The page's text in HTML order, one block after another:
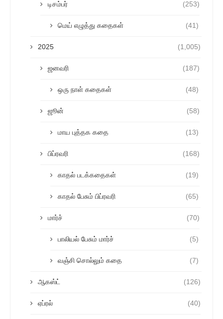
டிசம்பர் (253)
மெய் எழுத்து கதைகள் (41)
2025 (1,005)
ஜனவரி (187)
ஒரு நாள் கதைகள் (48)
ஜூன் (58)
மாய புத்தக கதை (13)
பிப்ரவரி (168)
காதல் படக்கதைகள் (19)
காதல் பேசும் பிப்ரவரி (65)
மார்ச் (70)
பாலியல் பேசும் மார்ச் (5)
வஞ்சி சொல்லும் கதை (7)
ஆகஸ்ட் (126)
ஏப்ரல் (40)